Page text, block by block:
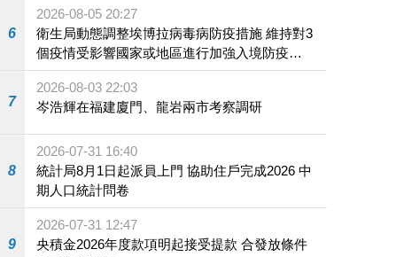
6
2026-08-05 20:27
衛生局動態調整埃博拉病毒病防疫措施 維持對3
個疫情受影響國家或地區進行加強入境防疫措
施
7
2026-08-03 22:03
岑浩輝在福建廈門、龍岩兩市考察調研
8
2026-07-31 16:40
統計局8月1日起派員上門 協助住戶完成2026 中
期人口統計問卷
9
2026-07-31 12:47
央積金2026年度款項明起接受提款 合發放條件